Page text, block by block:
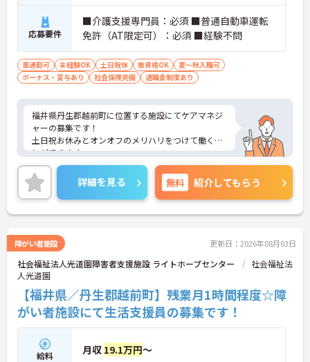
応募要件
■介護支援専門員：必須 ■普通自動車運転
免許（AT限定可）：必須 ■経験不問
車通勤可 未経験OK 土日祝休 無資格OK
夏～秋入職可
ボーナス・賞与あり
社会保険完備 退職金制度あり
福井県丹生郡越前町に位置する施設にてケアマネジ
ャーの募集です！
土日祝お休みとオンオフのメリハリをつけて働くこ
とができます。
ご興味のある方には、面接対策ポイントなど、さら
に詳細をご案内しますのでお気軽にご相談くださ
い！
詳細を見る 無料 紹介してもらう
障がい者施設 更新日：2026年08月03日
社会福祉法人光道園障害者支援施設 ライトホープセンター
社会福祉法
人光道園
【福井県／丹生郡越前町】残業月1時間程度☆障
がい者施設にて生活支援員の募集です！
給料 月収 19.1万円～